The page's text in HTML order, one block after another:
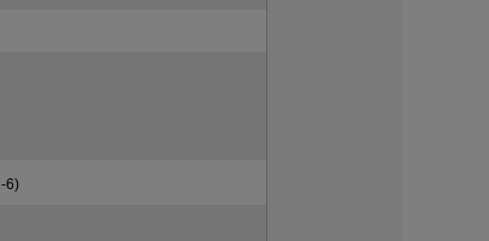
6)